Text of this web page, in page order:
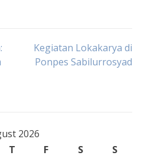
Kegiatan Lokakarya di
Ponpes Sabilurrosyad
2026
T F S
S